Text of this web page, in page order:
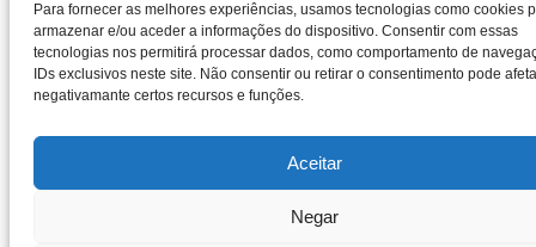
Para fornecer as melhores experiências, usamos tecnologias como cookies
armazenar e/ou aceder a informações do dispositivo. Consentir com essas
tecnologias nos permitirá processar dados, como comportamento de
IDs exclusivos neste site. Não consentir ou retirar o consentimento pode
negativamante certos recursos e funções.
Aceitar
Negar
Entidade RAL – CACRC
Política de cookies
Política de privacidade